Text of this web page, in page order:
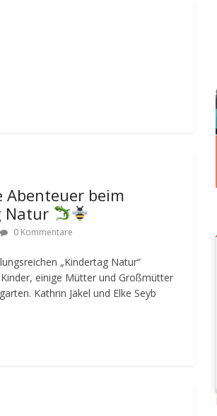
Abenteuer beim
Natur
0 Kommentare
„Kindertag Natur“
einige Mütter und Großmütter
Kathrin Jäkel und Elke Seyb